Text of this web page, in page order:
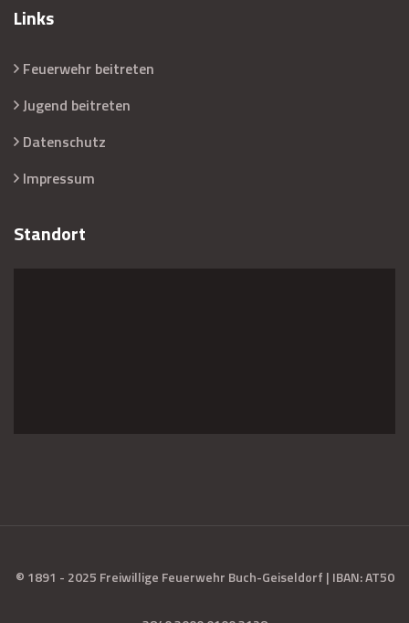
Links
Feuerwehr beitreten
Jugend beitreten
Datenschutz
Impressum
Standort
© 1891 - 2025 Freiwillige Feuerwehr Buch-Geiseldorf | IBAN: AT50